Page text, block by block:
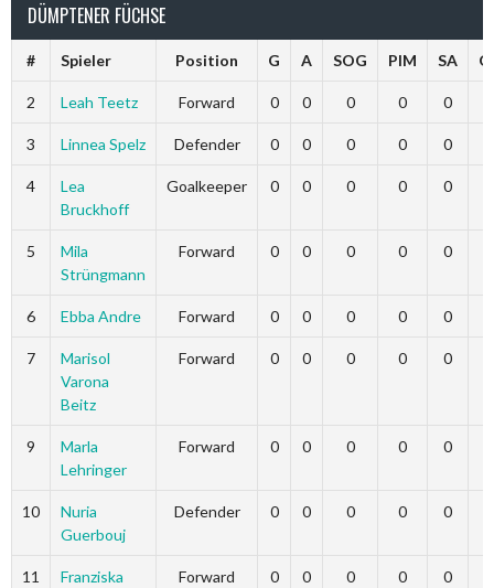
DÜMPTENER FÜCHSE
# Spieler Position G A SOG PIM SA
2 Leah Teetz Forward 0 0 0 0 0
3 Linnea Spelz Defender 0 0 0 0 0
4
Lea
Bruckhoff
Goalkeeper 0 0 0 0 0
5
Mila
Strüngmann
Forward 0 0 0 0 0
6 Ebba Andre Forward 0 0 0 0 0
7
Marisol
Varona
Beitz
Forward 0 0 0 0 0
9
Marla
Lehringer
Forward 0 0 0 0 0
10
Nuria
Guerbouj
Defender 0 0 0 0 0
11
Franziska
Forward 0 0 0 0 0